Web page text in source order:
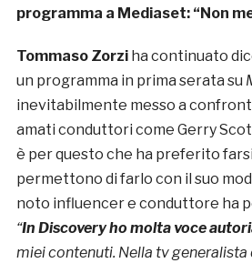
programma a Mediaset: “Non
Tommaso Zorzi ha continuato
un programma in prima serata su
inevitabilmente messo a
amati conduttori come Gerry
è per questo che ha preferito
permettono di farlo con il suo
noto influencer e conduttore ha
“In Discovery ho molta voce
miei contenuti. Nella tv generalista